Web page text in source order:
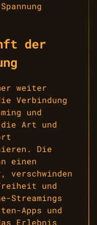
der
weiter
Verbindung
und
Art und
Die
einen
verschwinden
und
Streamings
Apps und
Erlebnis